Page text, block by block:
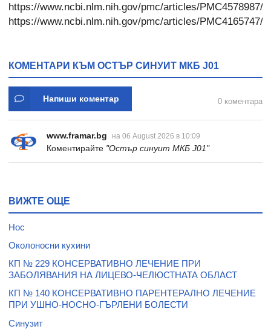
https://www.ncbi.nlm.nih.gov/pmc/articles/PMC4578987/
https://www.ncbi.nlm.nih.gov/pmc/articles/PMC4165747/
КОМЕНТАРИ КЪМ ОСТЪР СИНУИТ МКБ J01
Напиши коментар 0 коментара
www.framar.bg на 06 August 2026 в 10:09
Коментирайте "Остър синуит МКБ J01"
ВИЖТЕ ОЩЕ
Нос
Околоносни кухини
КП № 229 КОНСЕРВАТИВНО ЛЕЧЕНИЕ ПРИ
ЗАБОЛЯВАНИЯ НА ЛИЦЕВО-ЧЕЛЮСТНАТА ОБЛАСТ
КП № 140 КОНСЕРВАТИВНО ПАРЕНТЕРАЛНО ЛЕЧЕНИЕ
ПРИ УШНО-НОСНО-ГЪРЛЕНИ БОЛЕСТИ
Синузит